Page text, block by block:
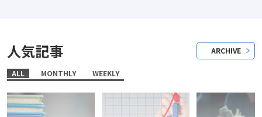
人気記事
ALL MONTHLY WEEKLY
ARCHIVE